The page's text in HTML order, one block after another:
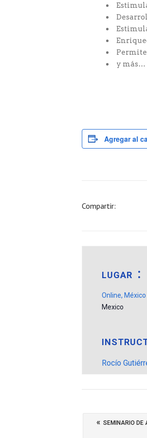
y más…
Agregar al
LUGAR
Online, México
Mexico
Rocío
Compartir:
« SEMINARIO DE